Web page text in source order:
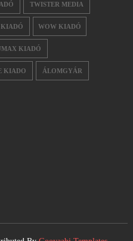
TWISTER MEDIA
KIADÓ WOW KIADÓ
KIADÓ
KIADO ÁLOMGYÁR